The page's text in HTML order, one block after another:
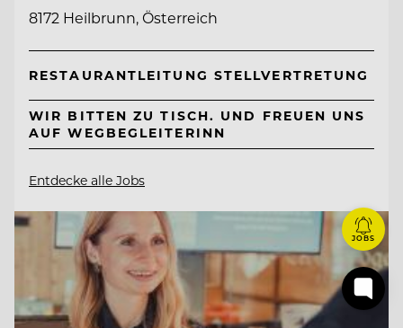
8172 Heilbrunn, Österreich
RESTAURANTLEITUNG STELLVERTRETUNG
WIR BITTEN ZU TISCH. UND FREUEN UNS
AUF WEGBEGLEITERINN
Entdecke alle Jobs
JOBS